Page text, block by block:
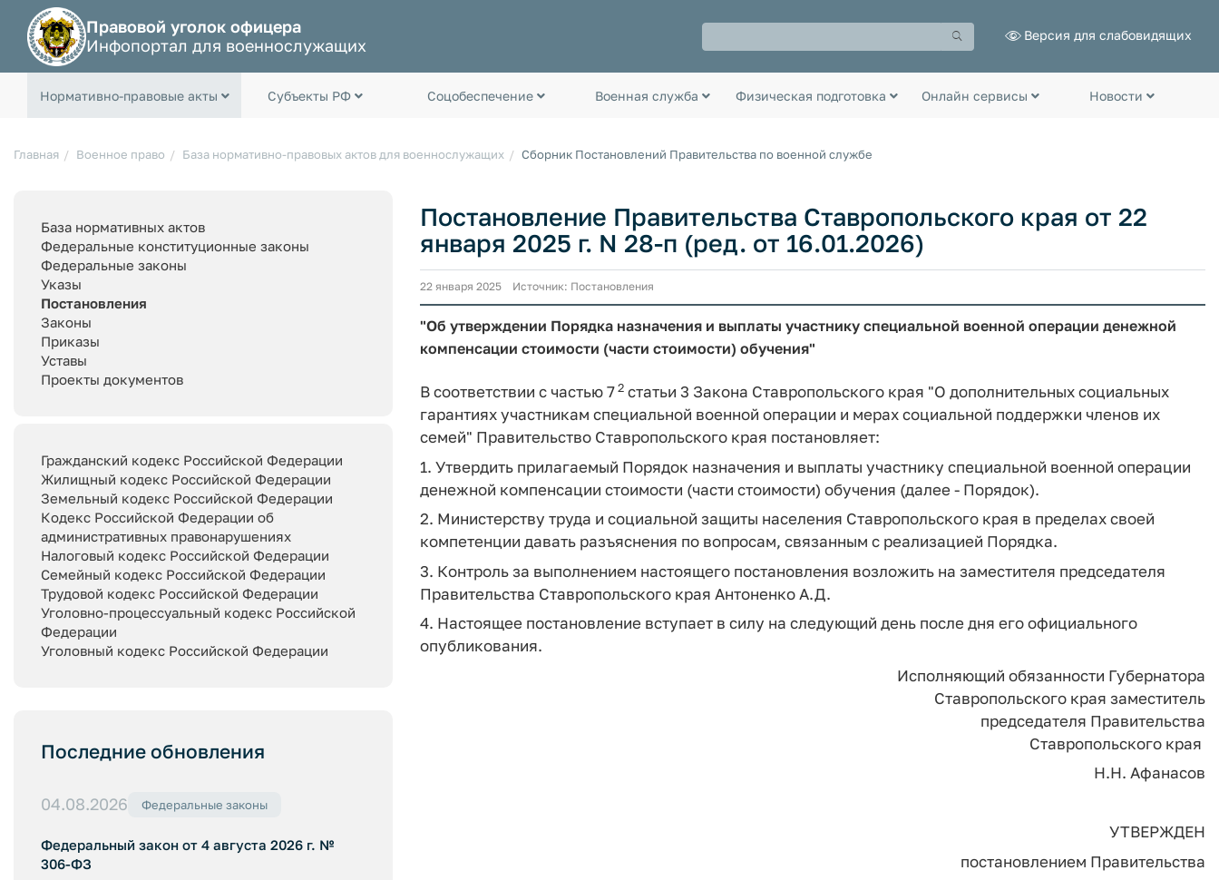
Правовой уголок офицера
Инфопортал для военнослужащих
Версия для слабовидящих
Нормативно-правовые акты Субъекты РФ Соцобеспечение Военная служба Физическая подготовка Онлайн сервисы Новости
Главная Военное право База нормативно-правовых актов для военнослужащих Сборник Постановлений Правительства по военной службе
База нормативных актов
Федеральные конституционные законы
Федеральные законы
Указы
Постановления
Законы
Приказы
Уставы
Проекты документов
Гражданский кодекс Российской Федерации
Жилищный кодекс Российской Федерации
Земельный кодекс Российской Федерации
Кодекс Российской Федерации об
административных правонарушениях
Налоговый кодекс Российской Федерации
Семейный кодекс Российской Федерации
Трудовой кодекс Российской Федерации
Уголовно-процессуальный кодекс Российской
Федерации
Уголовный кодекс Российской Федерации
Последние обновления
04.08.2026 Федеральные законы
Федеральный закон от 4 августа 2026 г. №
306-ФЗ
Постановление Правительства Ставропольского края от 22
января 2025 г. N 28-п (ред. от 16.01.2026)
22 января 2025 Источник: Постановления
"Об утверждении Порядка назначения и выплаты участнику специальной военной операции денежной
компенсации стоимости (части стоимости) обучения"
В соответствии с частью 7 2 статьи 3 Закона Ставропольского края "О дополнительных социальных
гарантиях участникам специальной военной операции и мерах социальной поддержки членов их
семей" Правительство Ставропольского края постановляет:
1. Утвердить прилагаемый Порядок назначения и выплаты участнику специальной военной операции
денежной компенсации стоимости (части стоимости) обучения (далее - Порядок).
2. Министерству труда и социальной защиты населения Ставропольского края в пределах своей
компетенции давать разъяснения по вопросам, связанным с реализацией Порядка.
3. Контроль за выполнением настоящего постановления возложить на заместителя председателя
Правительства Ставропольского края Антоненко А.Д.
4. Настоящее постановление вступает в силу на следующий день после дня его официального
опубликования.
Исполняющий обязанности Губернатора
Ставропольского края заместитель
председателя Правительства
Ставропольского края
Н.Н. Афанасов
УТВЕРЖДЕН
постановлением Правительства